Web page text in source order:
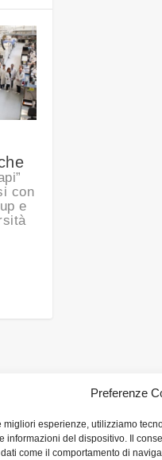
Preferenze
migliori esperienze, utilizziamo
informazioni del dispositivo. Il
come il comportamento di
con
e
UTILI